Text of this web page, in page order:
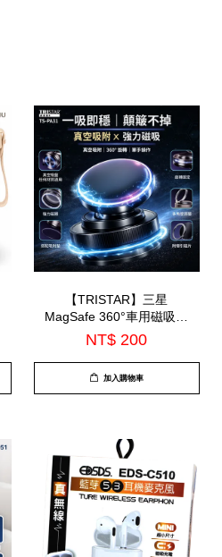
【TRISTAR】三星
MagSafe 360°車用磁吸手
機支架(TS-PA31)
NT$ 200
加入購物車